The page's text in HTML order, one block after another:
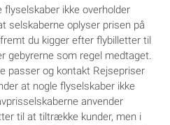
ikke overholder
selskaberne oplyser prisen på
du kigger efter flybilletter til
gebyrerne som regel medtaget.
passer og kontakt Rejsepriser
at nogle flyselskaber ikke
anvender
til at tiltrække kunder, men i